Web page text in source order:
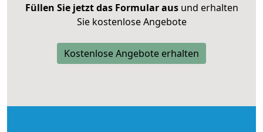
Füllen Sie jetzt das Formular ausund erhalten
Sie kostenlose Angebote
Kostenlose Angebote erhalten